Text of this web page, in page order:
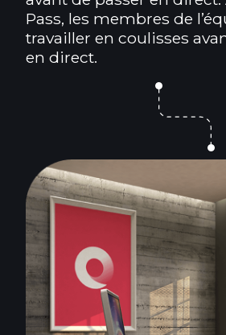
Pass, les membres de
travailler en coulisses
en direct.